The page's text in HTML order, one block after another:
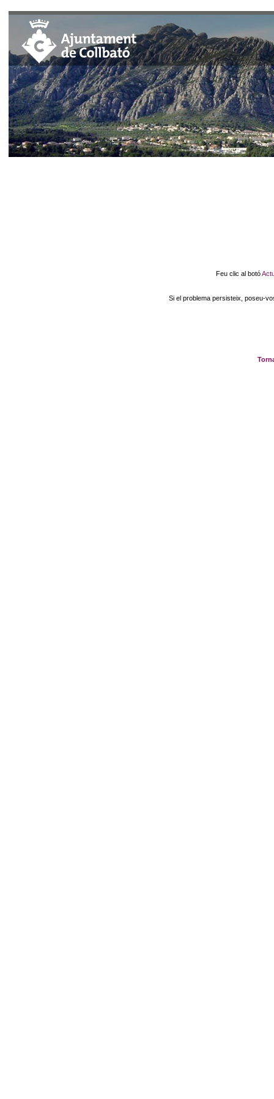
Feu clic al botó
Si el problema persisteix, poseu-